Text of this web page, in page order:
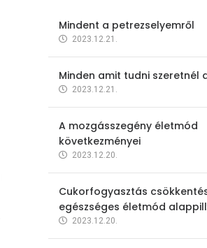
Mindent a petrezselyemről
2023.12.21.
Minden amit tudni szeretnél
2023.12.21.
A mozgásszegény életmód
következményei
2023.12.20.
Cukorfogyasztás
egészséges életmód
2023.12.20.